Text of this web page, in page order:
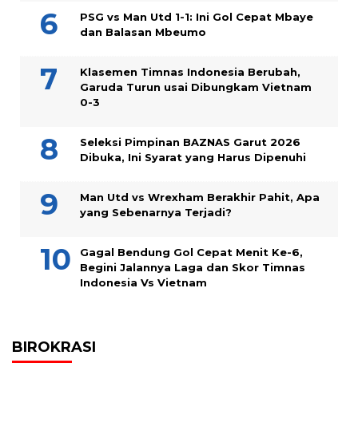
PSG vs Man Utd 1-1: Ini Gol Cepat Mbaye
dan Balasan Mbeumo
Klasemen Timnas Indonesia Berubah,
Garuda Turun usai Dibungkam Vietnam
0-3
Seleksi Pimpinan BAZNAS Garut 2026
Dibuka, Ini Syarat yang Harus Dipenuhi
Man Utd vs Wrexham Berakhir Pahit, Apa
yang Sebenarnya Terjadi?
Gagal Bendung Gol Cepat Menit Ke-6,
Begini Jalannya Laga dan Skor Timnas
Indonesia Vs Vietnam
BIROKRASI